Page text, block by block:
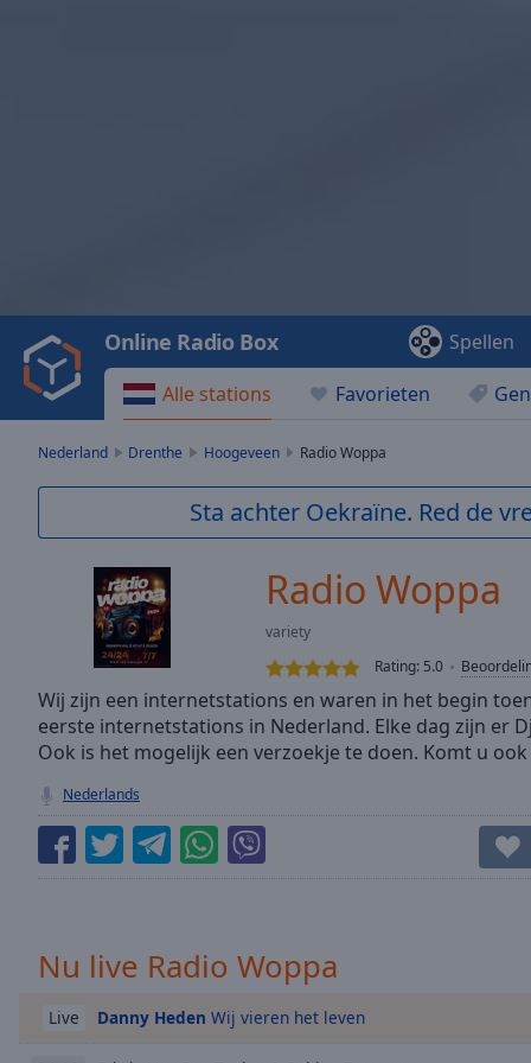
Video
Play
Backward
Skip
Current
-:-
TypeLIVE
Seek to
live,
currently
LIVE
Remaining
Playback
Rate
Chapters
Alle stations Favorieten
Online Radio Box Spellen
Nederland Drenthe Hoogeveen Radio Woppa
Sta achter Oekraïne. Red de
Radio Woppa
variety
Rating: 5.0
Wij zijn een internetstations en waren in het begin
eerste internetstations in Nederland. Elke dag zijn er
Ook is het mogelijk een verzoekje te doen. Komt u
Nederlands
Nu live Radio Woppa
Live Danny Heden Wij vieren het leven